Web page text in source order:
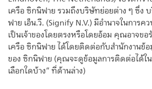
เครือ ซิกนิฟาย รวมถึงบริษัทย่อยต่าง ๆ ซึ่ง
ฟาย เอ็น.วี. (Signify N.V.) มีอำนาจในการค
เป็นเจ้าของโดยตรงหรือโดยอ้อม คุณอาจข
เครือ ซิกนิฟาย ได้โดยติดต่อกับสำนักงานข้
ของ ซิกนิฟาย (คุณจะดูข้อมูลการติดต่อได้ใ
เลือกใดบ้าง” ที่ด้านล่าง)